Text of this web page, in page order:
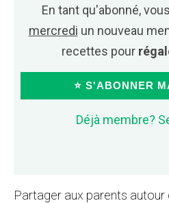
En tant qu'abonné,
mercredi un nouveau
recettes pour
⭐ S'ABONNER
Déjà membre?
Partager aux parents autour